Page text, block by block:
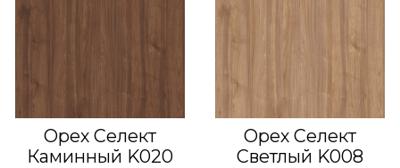
Орех Селект
Каминный K020
Орех Селект
Светлый K008